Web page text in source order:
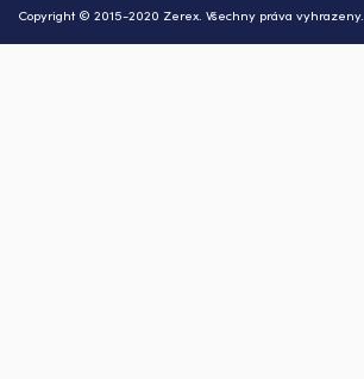
Copyright © 2015-2020 Zerex. Všechny práva vyhrazeny.